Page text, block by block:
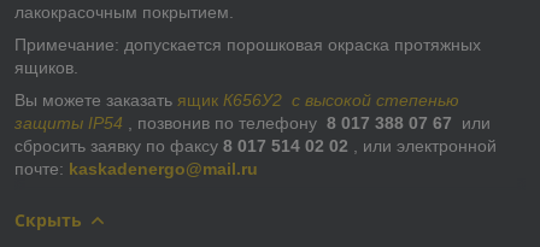
лакокрасочным покрытием.
Примечание: допускается порошковая окраска протяжных
ящиков.
Вы можете заказать ящик К656У2 с высокой степенью
защиты IP54 , позвонив по телефону 8 017 388 07 67
или
сбросить заявку по факсу 8 017 514 02 02 , или электронной
почте: kaskadenergo@mail.ru
Скрыть